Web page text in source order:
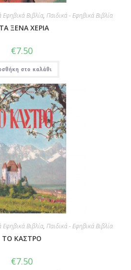
Εφηβικά Βιβλία, Παιδικά - Εφηβικά Βιβλία
ΞΕΝΑ ΧΕΡΙΑ
€7.50
στο καλάθι
Εφηβικά Βιβλία, Παιδικά - Εφηβικά Βιβλία
ΤΟ ΚΑΣΤΡΟ
€7.50